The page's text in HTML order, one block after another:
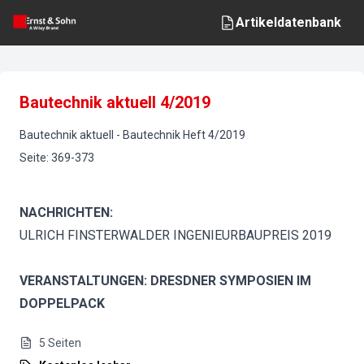
Artikeldatenbank
Bautechnik aktuell 4/2019
Bautechnik aktuell - Bautechnik Heft4/2019
Seite: 369-373
NACHRICHTEN:
ULRICH FINSTERWALDER INGENIEURBAUPREIS 2019
VERANSTALTUNGEN: DRESDNER SYMPOSIEN IM
DOPPELPACK
5 Seiten